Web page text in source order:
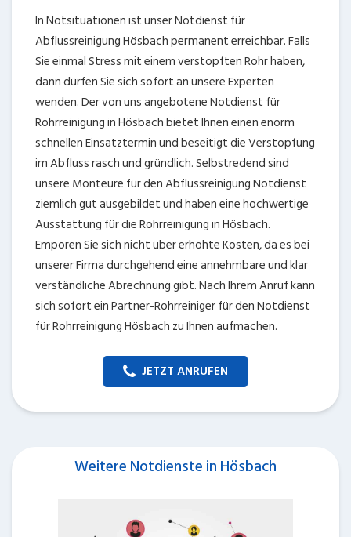
In Notsituationen ist unser Notdienst für
Abflussreinigung Hösbach permanent erreichbar. Falls
Sie einmal Stress mit einem verstopften Rohr haben,
dann dürfen Sie sich sofort an unsere Experten
wenden. Der von uns angebotene Notdienst für
Rohrreinigung in Hösbach bietet Ihnen einen enorm
schnellen Einsatztermin und beseitigt die Verstopfung
im Abfluss rasch und gründlich. Selbstredend sind
unsere Monteure für den Abflussreinigung Notdienst
ziemlich gut ausgebildet und haben eine hochwertige
Ausstattung für die Rohrreinigung in Hösbach.
Empören Sie sich nicht über erhöhte Kosten, da es bei
unserer Firma durchgehend eine annehmbare und klar
verständliche Abrechnung gibt. Nach Ihrem Anruf kann
sich sofort ein Partner-Rohrreiniger für den Notdienst
für Rohrreinigung Hösbach zu Ihnen aufmachen.
JETZT ANRUFEN
Weitere Notdienste in Hösbach